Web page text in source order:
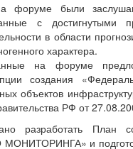
были
с достигнутыми
в области
характера.
на форуме
создания
объектов
РФ от
разработать План
и